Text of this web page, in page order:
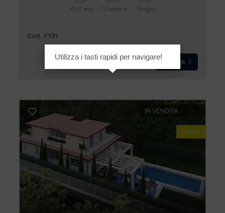
400 mq 7 Camere 7 Bagni
Cod. F131
Dettagli
IN VENDITA
LUSSO
Utilizza i tasti rapidi per navigare!